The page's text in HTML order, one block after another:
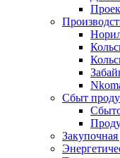
Сбыт